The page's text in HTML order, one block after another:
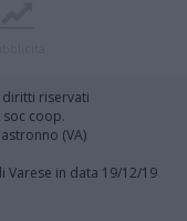
diritti riservati
coop.
(VA)
Varese in data 19/12/19